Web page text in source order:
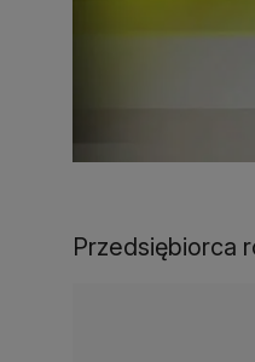
Przedsiębiorca